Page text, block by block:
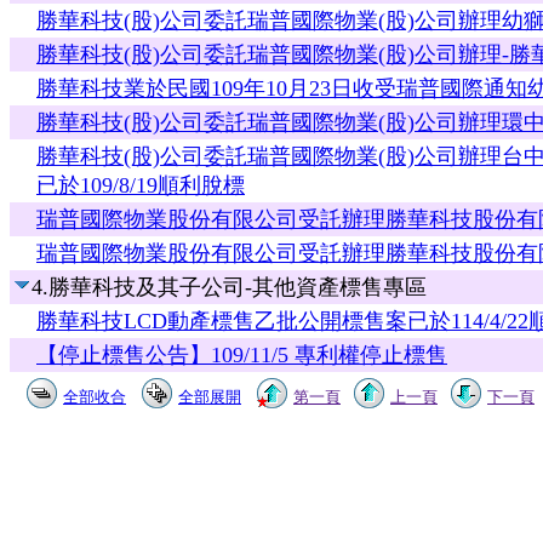
勝華科技(股)公司委託瑞普國際物業(股)公司辦理幼
勝華科技(股)公司委託瑞普國際物業(股)公司辦理-
勝華科技業於民國109年10月23日收受瑞普國際通知
勝華科技(股)公司委託瑞普國際物業(股)公司辦理環
勝華科技(股)公司委託瑞普國際物業(股)公司辦理台
已於109/8/19順利脫標
瑞普國際物業股份有限公司受託辦理勝華科技股份
瑞普國際物業股份有限公司受託辦理勝華科技股份
4.勝華科技及其子公司-其他資產標售專區
勝華科技LCD動產標售乙批公開標售案已於114/4/22
【停止標售公告】109/11/5 專利權停止標售
全部收合 全部展開 第一頁 上一頁 下一頁